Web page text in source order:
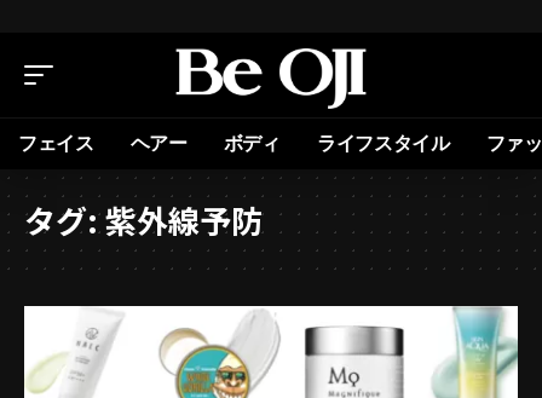
フェイス ヘアー ボディ ライフスタイル ファ
タグ:紫外線予防